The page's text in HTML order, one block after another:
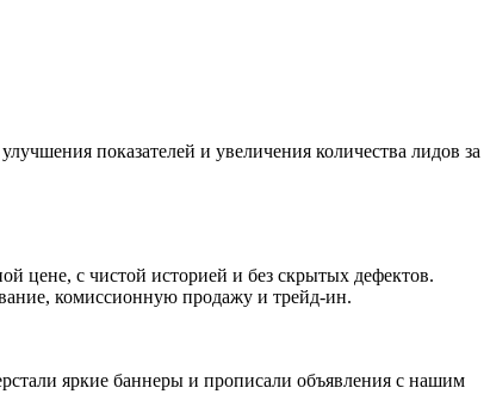
показателей и увеличения количества лидов за
цене, с чистой историей и без скрытых дефектов.
комиссионную продажу и трейд-ин.
яркие баннеры и прописали объявления с нашим